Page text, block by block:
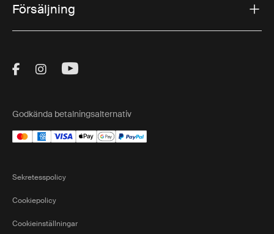
Försäljning
Visit Thule on Facebook (external link)
Visit Thule on Instagram (external link)
Visit Thule on Youtube (external
Godkända betalningsalternativ
Sekretesspolicy
Cookiepolicy
Cookieinställningar